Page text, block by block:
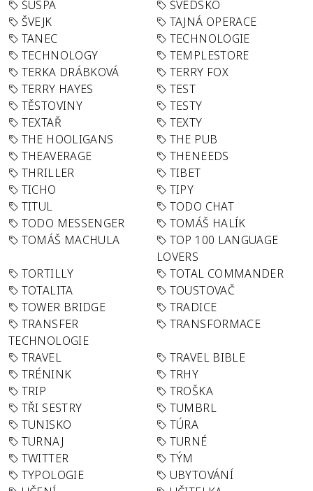
ŠUSPA
ŠVÉDSKO
ŠVEJK
TAJNÁ OPERACE
TANEC
TECHNOLOGIE
TECHNOLOGY
TEMPLESTORE
TERKA DRÁBKOVÁ
TERRY FOX
TERRY HAYES
TEST
TĚSTOVINY
TESTY
TEXTAŘ
TEXTY
THE HOOLIGANS
THE PUB
THEAVERAGE
THENEEDS
THRILLER
TIBET
TICHO
TIPY
TITUL
TODO CHAT
TODO MESSENGER
TOMÁŠ HALÍK
TOMÁŠ MACHULA
TOP 100 LANGUAGE
LOVERS
TORTILLY
TOTAL COMMANDER
TOTALITA
TOUSTOVAČ
TOWER BRIDGE
TRADICE
TRANSFER
TECHNOLOGIE
TRANSFORMACE
TRAVEL
TRAVEL BIBLE
TRÉNINK
TRHY
TRIP
TROŠKA
TŘI SESTRY
TUMBRL
TUNISKO
TÚRA
TURNAJ
TURNÉ
TWITTER
TÝM
TYPOLOGIE
UBYTOVÁNÍ